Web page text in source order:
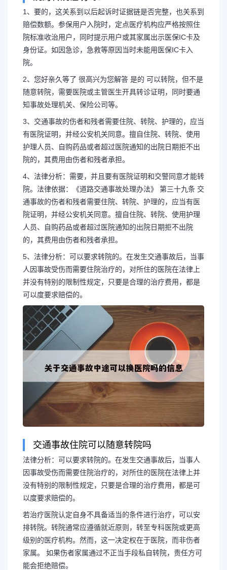
1、要的，这关系到以后起诉时证据链是否完整，也关系到
赔偿数额。参保用户入院时，定点医疗机构应严格按照住
院标准收治用户，同时提示用户或其家属出示医保IC卡及
身份证。如因急诊，急救等原因当时未能用医保IC卡入
院。
2、您好亲久等了 很高兴为您解答 是的 可以转院，但不是
随意转院，需要医院或主管医生开具转诊证明，同时要通
知事故处理机关、保险公司等。
3、交通事故的伤者和残者需要住院、转院、护理的，应当
有医院证明，并经公安机关同意。擅自住院、转院、使用
护理人员、自购药品或者超过医院通知的出院日期拒不出
院的，其费用由伤者和残者承担。
4、法律分析：需要，并且要有医院证明和交警同意才能转
院。法律依据：《道路交通事故处理办法》 第三十九条 交
通事故的伤者和残者需要住院、转院、护理的，应当有医
院证明，并经公安机关同意。擅自住院、转院、使用护理
人员、自购药品或者超过医院通知的出院日期拒不出院
的，其费用由伤者和残者承担。
5、法律分析：可以要求转院的。在发生交通事故后，当事
人因事故受伤而需要住院治疗的，对所住的医院在法律上
并没有特别的限制性规定，只要是合理的治疗费用，都是
可以度要求赔偿的。
交通事故住院可以随意转院吗
法律分析：可以要求转院的。在发生交通事故后，当事人
因事故受伤而需要住院治疗的，对所住的医院在法律上并
没有特别的限制性规定，只要是合理的治疗费用，都是可
以度要求赔偿的。
若治疗医院认定自身不具备适当的条件进行治疗，可以安
排转院。转院通常应遵循就近原则，转至专科医院或更高
级别的医疗机构。然而，这一决定权在于医院，而非伤者
家属。 如果伤者家属通过不正当手段私自转院，责任方可
能会拒绝赔偿。